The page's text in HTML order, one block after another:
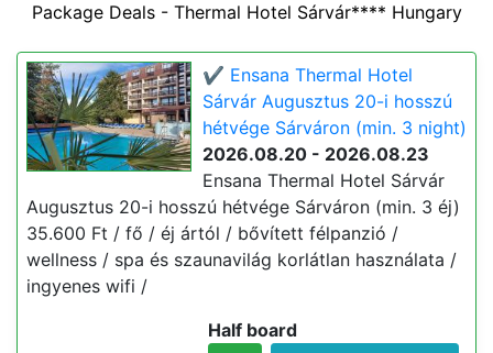
Package Deals - Thermal Hotel Sárvár**** Hungary
✔️ Ensana Thermal Hotel
Sárvár Augusztus 20-i hosszú
hétvége Sárváron (min. 3 night)
2026.08.20 - 2026.08.23
Ensana Thermal Hotel Sárvár
Augusztus 20-i hosszú hétvége Sárváron (min. 3 éj)
35.600 Ft / fő / éj ártól / bővített félpanzió /
wellness / spa és szaunavilág korlátlan használata /
ingyenes wifi /
Half board